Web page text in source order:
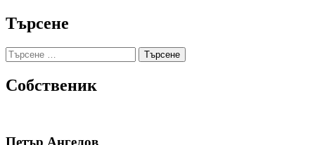
Търсене
Търсене
за:
Собственик